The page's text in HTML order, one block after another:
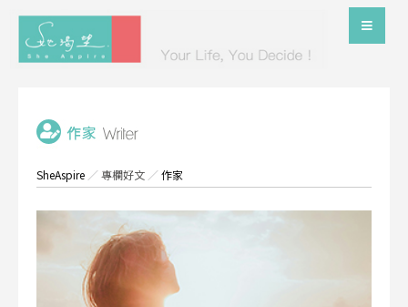
SheAspire ／專欄好文 ／作家